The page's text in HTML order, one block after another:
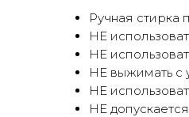
Ручная стирка
НЕ
НЕ
НЕ выжимать с
НЕ
НЕ